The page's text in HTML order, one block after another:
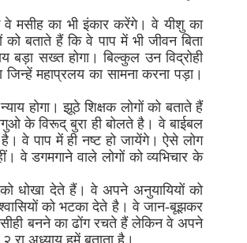
वे मसीह का भी इंकार करेंगे। वे यीशु का
बताते हैं कि वे पाप में भी जीवन बिता
सख्त होगा। बिल्कुल उन विद्रोही
महाप्रलय का सामना करना पड़ा।
होगा। झूठे शिक्षक लोगों को बताते हैं
के विरूद् बुरा ही बोलते है। वे बाईबल
वे पाप में ही नष्ट हो जायेंगे। ऐसे लोग
डगमगाने वाले लोगों को व्यभिचार के
धोखा देते हैं। वे अपने अनुयायियों को
को भटका देते है। वे जान-बूझकर
बनने का ढोंग रचते हैं लेकिन वे अपने
रा अध्याय हमें बताता है।